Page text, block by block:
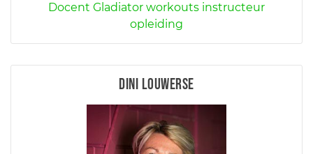
Docent Gladiator workouts instructeur
opleiding
Dini Louwerse